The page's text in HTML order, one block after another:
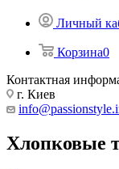
Личный
Корзина0
Контактная
г. Киев
Хлопковые